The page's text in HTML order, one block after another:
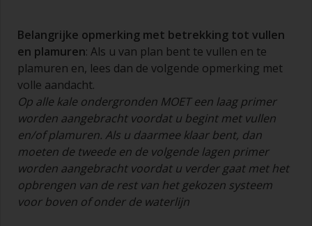
die voor het aanbrengen van grondverf en het
aflakken.
U kunt aanzetten tot een minimum beperken
door de kwast onder een hoek van 45° ten
opzichte van het oppervlak te houden.
Voor het schoonmaken van kwasten doet u wat
verdunner in een geschikte bak of pot, zodat u
deze kunt reinigen als de haren aan elkaar
beginnen te kleven vanwege droging of
verdikking van de verf.
Belangrijke opmerking met betrekking tot vullen
en plamuren: Als u van plan bent te vullen en te
plamuren en, lees dan de volgende opmerking met
volle aandacht.
Op alle kale ondergronden MOET een laag primer
worden aangebracht voordat u begint met vullen
en/of plamuren. Als u daarmee klaar bent, dan
moeten de tweede en de volgende lagen primer
worden aangebracht voordat u verder gaat met het
opbrengen van de rest van het gekozen systeem
voor boven of onder de waterlijn